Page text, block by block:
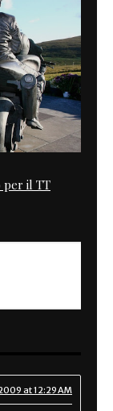
per il TT
at 12:29 AM